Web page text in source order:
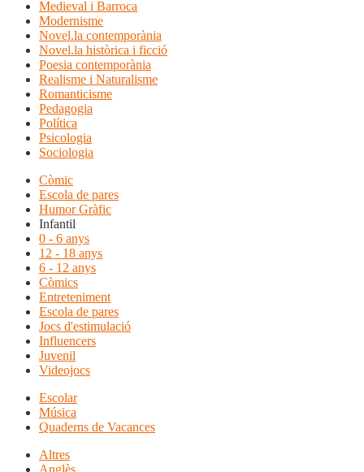
Medieval i Barroca
Modernisme
Novel.la contemporània
Novel.la històrica i ficció
Poesia contemporània
Realisme i Naturalisme
Romanticisme
Pedagogia
Política
Psicologia
Sociologia
Còmic
Escola de pares
Humor Gràfic
Infantil
0 - 6 anys
12 - 18 anys
6 - 12 anys
Còmics
Entreteniment
Escola de pares
Jocs d'estimulació
Influencers
Juvenil
Videojocs
Escolar
Música
Quaderns de Vacances
Altres
Anglès